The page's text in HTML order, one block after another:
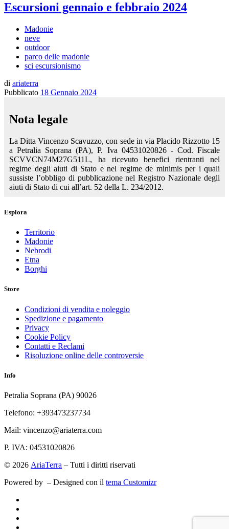
Escursioni gennaio e febbraio 2024
Madonie
neve
outdoor
parco delle madonie
sci escursionismo
di ariaterra
Pubblicato 18 Gennaio 2024
Nota legale
La Ditta Vincenzo Scavuzzo, con sede in via Placido Rizzotto 15
a Petralia Soprana (PA), P. Iva 04531020826 - Cod. Fiscale
SCVVCN74M27G511L, ha ricevuto benefici rientranti nel
regime degli aiuti di Stato e nel regime de minimis per i quali
sussiste l’obbligo di pubblicazione nel Registro Nazionale degli
aiuti di Stato di cui all’art. 52 della L. 234/2012.
Esplora
Territorio
Madonie
Nebrodi
Etna
Borghi
Store
Condizioni di vendita e noleggio
Spedizione e pagamento
Privacy
Cookie Policy
Contatti e Reclami
Risoluzione online delle controversie
Info
Petralia Soprana (PA) 90026
Telefono: +393473237734
Mail: vincenzo@ariaterra.com
P. IVA: 04531020826
© 2026 AriaTerra – Tutti i diritti riservati
Powered by – Designed con il tema Customizr